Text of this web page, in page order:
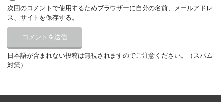
次回のコメントで使用するためブラウザーに自分の名前、メールアドレ
ス、サイトを保存する。
日本語が含まれない投稿は無視されますのでご注意ください。（スパム
対策）